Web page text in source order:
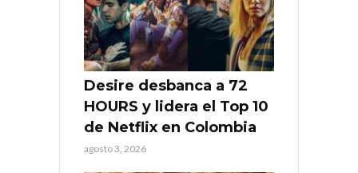
Desire desbanca a 72
HOURS y lidera el Top 10
de Netflix en Colombia
agosto 3, 2026